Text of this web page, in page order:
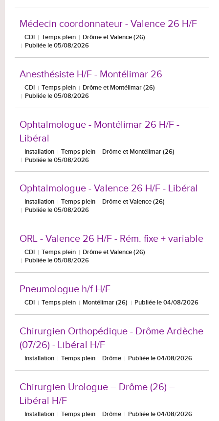
Médecin coordonnateur - Valence 26 H/F
CDI Temps plein
Drôme et Valence (26)
Publiée le 05/08/2026
Anesthésiste H/F - Montélimar 26
CDI Temps plein
Drôme et Montélimar (26)
Publiée le 05/08/2026
Ophtalmologue - Montélimar 26 H/F -
Libéral
Installation Temps plein
Drôme et Montélimar (26)
Publiée le 05/08/2026
Ophtalmologue - Valence 26 H/F - Libéral
Installation Temps plein
Drôme et Valence (26)
Publiée le 05/08/2026
ORL - Valence 26 H/F - Rém. fixe + variable
CDI Temps plein
Drôme et Valence (26)
Publiée le 05/08/2026
Pneumologue h/f H/F
CDI Temps plein Montélimar (26) Publiée le 04/08/2026
Chirurgien Orthopédique - Drôme Ardèche
(07/26) - Libéral H/F
Installation Temps plein Drôme Publiée le 04/08/2026
Chirurgien Urologue – Drôme (26) –
Libéral H/F
Installation Temps plein Drôme Publiée le 04/08/2026